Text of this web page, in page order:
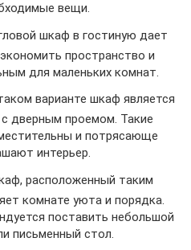
вещи.
шкаф в гостиную дает
пространство и
для маленьких комнат.
варианте шкаф является
дверным проемом. Такие
и потрясающе
интерьер.
расположенный таким
комнате уюта и порядка.
поставить небольшой
письменный стол.